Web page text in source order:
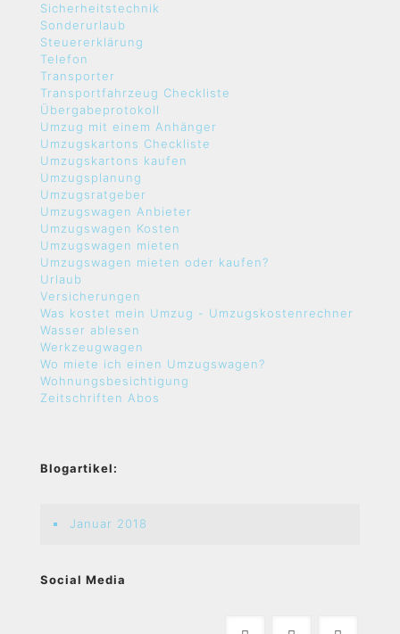
Sicherheitstechnik
Sonderurlaub
Steuererklärung
Telefon
Transporter
Transportfahrzeug Checkliste
Übergabeprotokoll
Umzug mit einem Anhänger
Umzugskartons Checkliste
Umzugskartons kaufen
Umzugsplanung
Umzugsratgeber
Umzugswagen Anbieter
Umzugswagen Kosten
Umzugswagen mieten
Umzugswagen mieten oder kaufen?
Urlaub
Versicherungen
Was kostet mein Umzug - Umzugskostenrechner
Wasser ablesen
Werkzeugwagen
Wo miete ich einen Umzugswagen?
Wohnungsbesichtigung
Zeitschriften Abos
Blogartikel:
Januar 2018
Social Media